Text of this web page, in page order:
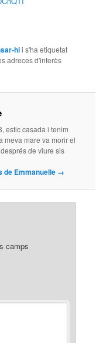
hii s'ha etiquetat
adreces d'interès
estic casada i tenim
meva mare va morir el
de viure sis
de Emmanuelle →
camps